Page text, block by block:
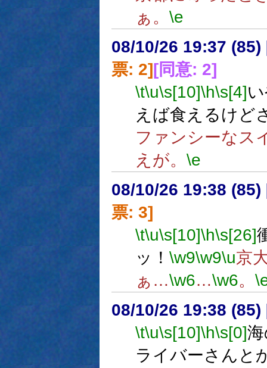
ぁ。 \e
08/10/26 19:37 (85)
票: 2][同意: 2]
\t\u\s[10]\h\s[4]
えば食えるけど
ファンシーなス
えが。 \e
08/10/26 19:38 (85)
票: 3]
\t\u\s[10]\h\s[26]
ッ！ \w9\w9\u京
ぁ…\w6…\w6。
08/10/26 19:38 (85)
\t\u\s[10]\h\s[0]
ライバーさんと